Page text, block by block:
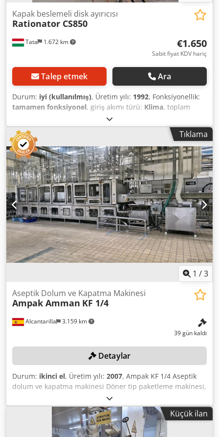
Tata 1.672 km
Kapak beslemeli disk ayırıcısı
Rationator CS850
€1.650
Sabit fiyat KDV hariç
Talep etmek Ara
Durum: iyi (kullanılmış), Üretim yılı: 1992, Fonksiyonellik:
tamamen fonksiyonel, giriş akımı türü: Klima, toplam
, basınçlı hava bağlantısı:
(0,24 bg), Rationator CS650 otomatik disk dağıtıcısı,
sıralama makinesi Tam otomatik, değişken dozaj hızı.
Paslanmaz çelik. Kablo demeti: Rationator CS850 Djdpfx
Ajukha Del Ieck
Tıklama
1 /3
Alcantarilla 3.159 km
Aseptik Dolum ve Kapatma Makinesi
Ampak Amman KF 1/4
39 gün kaldı
Detaylar
Durum: ikinci el, Üretim yılı: 2007, Ampak KF 1/4 Aseptik
dolum ve kapatma makinesi Döner tip paketleme makinesi,
1x4 hat Dolum kapasitesi: Dcjdpfx Alszn U R De Iek 7200
adet/saat, çapı 80 mm olan kaplar, 30 döngü/dakika 6960
adet/saat, çapı 89 mm olan kaplar, 29 döngü/dakika 3120
adet/saat, çapı 130 mm olan kaplar, 26 döngü/dakika 80-
Küçük ilan